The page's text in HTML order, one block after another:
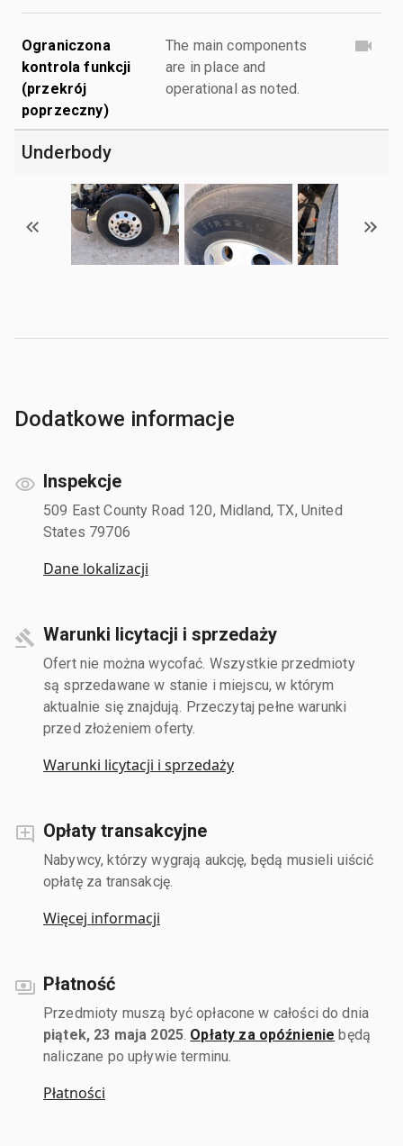
Ograniczona
kontrola funkcji
(przekrój
poprzeczny)
The main components
are in place and
operational as noted.
Underbody
Dodatkowe informacje
Inspekcje
509 East County Road 120, Midland, TX, United
States 79706
Dane lokalizacji
Warunki licytacji i sprzedaży
Ofert nie można wycofać. Wszystkie przedmioty
są sprzedawane w stanie i miejscu, w którym
aktualnie się znajdują. Przeczytaj pełne warunki
przed złożeniem oferty.
Warunki licytacji i sprzedaży
Opłaty transakcyjne
Nabywcy, którzy wygrają aukcję, będą musieli uiścić
opłatę za transakcję.
Więcej informacji
Płatność
Przedmioty muszą być opłacone w całości do dnia
piątek, 23 maja 2025 Opłaty za opóźnienie będą
naliczane po upływie terminu.
Płatności